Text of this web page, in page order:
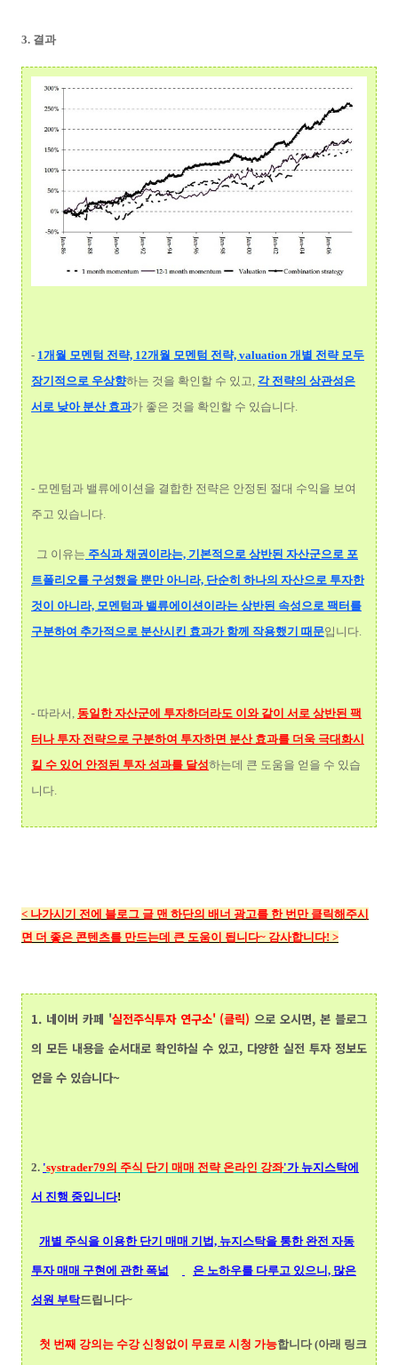
3. 결과
- 1개월 모멘텀 전략, 12개월 모멘텀 전략, valuation 개별 전략 모두
장기적으로 우상향하는 것을 확인할 수 있고, 각 전략의 상관성은
서로 낮아 분산 효과가 좋은 것을 확인할 수 있습니다.
- 모멘텀과 밸류에이션을 결합한 전략은 안정된 절대 수익을 보여
주고 있습니다.
그 이유는 주식과 채권이라는, 기본적으로 상반된 자산군으로 포
트폴리오를 구성했을 뿐만 아니라, 단순히 하나의 자산으로 투자한
것이 아니라, 모멘텀과 밸류에이션이라는 상반된 속성으로 팩터를
구분하여 추가적으로 분산시킨 효과가 함께 작용했기 때문입니다.
- 따라서, 동일한 자산군에 투자하더라도 이와 같이 서로 상반된 팩
터나 투자 전략으로 구분하여 투자하면 분산 효과를 더욱 극대화시
킬 수 있어 안정된 투자 성과를 달성하는데 큰 도움을 얻을 수 있습
니다.
< 나가시기 전에 블로그 글 맨 하단의 배너 광고를 한 번만 클릭해주시
면 더 좋은 콘텐츠를 만드는데 큰 도움이 됩니다~ 감사합니다! >
1. 네이버 카페 '실전주식투자 연구소' (클릭) 으로 오시면, 본 블로그
의 모든 내용을 순서대로 확인하실 수 있고, 다양한 실전 투자 정보도
얻을 수 있습니다~
2. 'systrader79의 주식 단기 매매 전략 온라인 강좌'가 뉴지스탁에
서 진행 중입니다!
개별 주식을 이용한 단기 매매 기법, 뉴지스탁을 통한 완전 자동
투자 매매 구현에 관한 폭넓 은 노하우를 다루고 있으니, 많은
성원 부탁드립니다~
첫 번째 강의는 수강 신청없이 무료로 시청 가능합니다 (아래 링크